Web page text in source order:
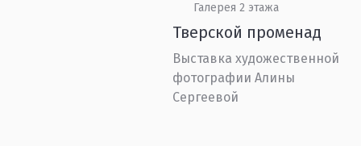
Галерея 2 этажа
Тверской променад
Выставка художественной
фотографии Алины
Сергеевой